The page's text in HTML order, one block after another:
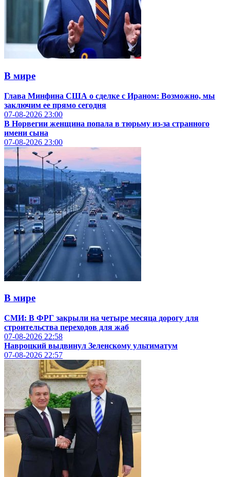
В мире
Глава Минфина США о сделке с Ираном: Возможно, мы
заключим ее прямо сегодня
07-08-2026 23:00
В Норвегии женщина попала в тюрьму из-за странного
имени сына
07-08-2026 23:00
В мире
СМИ: В ФРГ закрыли на четыре месяца дорогу для
строительства переходов для жаб
07-08-2026 22:58
Навроцкий выдвинул Зеленскому ультиматум
07-08-2026 22:57